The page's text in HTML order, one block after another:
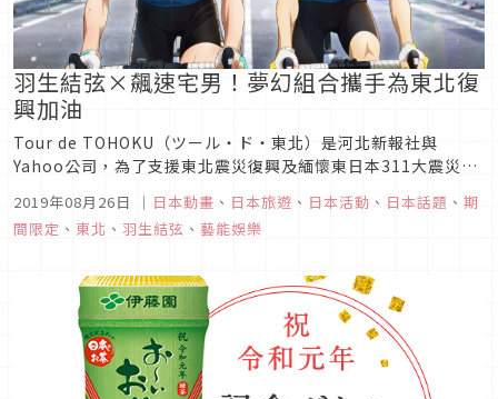
羽生結弦×飆速宅男！夢幻組合攜手為東北復
興加油
Tour de TOHOKU（ツール・ド・東北）是河北新報社與
Yahoo公司，為了支援東北震災復興及緬懷東日本311大震災，
目標，目標是連續舉辦十年，今年邁入第七年。活動的旨趣，意
在吸引更多人到訪東北，透過在受災當地騎乘自行車，品味東北
2019年08月26日 ｜ 日本動畫 、 日本旅遊 、 日本活動 、 日本話題 、 期
間限定 、 東北 、 羽生結弦 、 藝能娛樂